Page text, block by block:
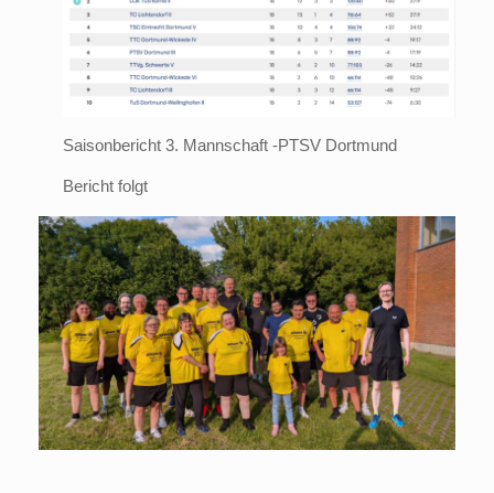
Saisonbericht 3. Mannschaft -PTSV Dortmund
Bericht folgt